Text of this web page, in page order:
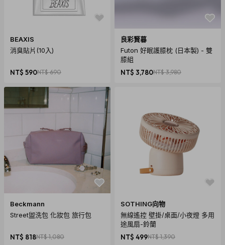
BEAXIS
消臭貼片(10入)
NT$ 590NT$ 690
良彩賢暮
Futon 好眠護膝枕 (日本製) - 雙
膝組
NT$ 3,780NT$ 3,980
Beckmann
Street盥洗包 化妝包 旅行包
NT$ 818NT$ 1,080
SOTHING向物
無線遙控 壁掛/桌面/小夜燈 多用
途風扇-鈴蘭
NT$ 499NT$ 1,390